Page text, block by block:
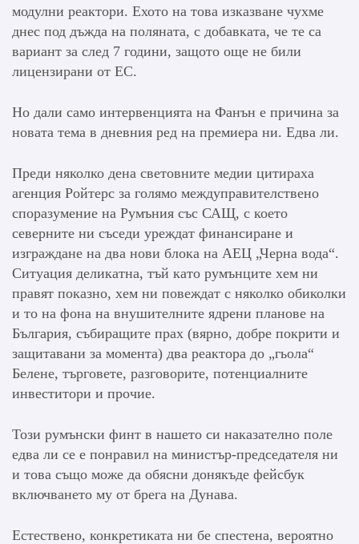
модулни реактори. Ехото на това изказване чухме
днес под дъжда на поляната, с добавката, че те са
вариант за след 7 години, защото още не били
лицензирани от ЕС.
Но дали само интервенцията на Фанън е причина за
новата тема в дневния ред на премиера ни. Едва ли.
Преди няколко дена световните медии цитираха
агенция Ройтерс за голямо междуправителствено
споразумение на Румъния със САЩ, с което
северните ни съседи уреждат финансиране и
изграждане на два нови блока на АЕЦ „Черна вода“.
Ситуация деликатна, тъй като румънците хем ни
правят показно, хем ни повеждат с няколко обиколки
и то на фона на внушителните ядрени планове на
България, събиращите прах (вярно, добре покрити и
защитавани за момента) два реактора до „гьола“
Белене, търговете, разговорите, потенциалните
инвеститори и прочие.
Този румънски финт в нашето си наказателно поле
едва ли се е понравил на министър-председателя ни
и това също може да обясни донякъде фейсбук
включването му от брега на Дунава.
Естествено, конкретиката ни бе спестена, вероятно